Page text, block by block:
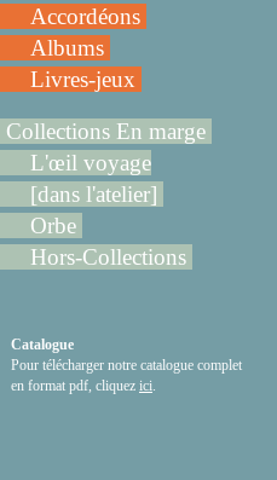
Accordéons
Albums
Livres-jeux
Collections En marge
L'œil voyage
[dans l'atelier]
Orbe
Hors-Collections
Catalogue
Pour télécharger notre catalogue complet
en format pdf, cliquez ici.